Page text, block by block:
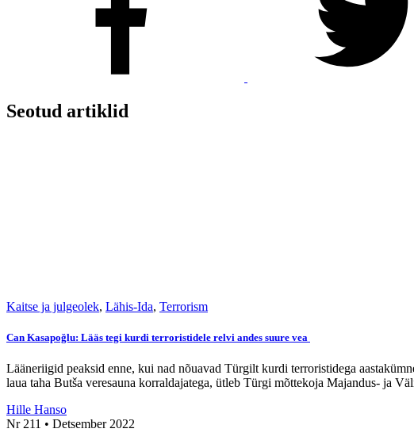
Seotud artiklid
Kaitse ja julgeolek, Lähis-Ida, Terrorism
Can Kasapoğlu: Lääs tegi kurdi terroristidele relvi andes suure vea
Lääneriigid peaksid enne, kui nad nõuavad Türgilt kurdi terroristidega
laua taha Butša veresauna korraldajatega, ütleb Türgi mõttekoja Majandus- ja
Hille Hanso
Nr 211 • Detsember 2022